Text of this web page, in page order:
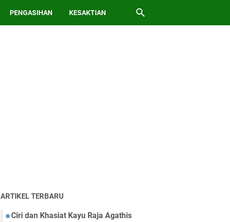
PENGASIHAN KESAKTIAN
ARTIKEL TERBARU
Ciri dan Khasiat Kayu Raja Agathis